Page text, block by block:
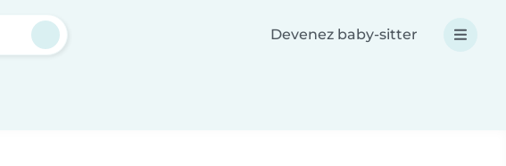
Devenez baby-sitter